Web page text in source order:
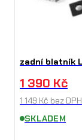
zadní blatník
1 390 Kč
1 149 Kč bez DPH
SKLADEM